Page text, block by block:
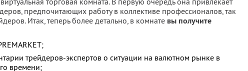
предпочитающих работу в коллективе профессионалов, так
Итак, теперь более детально, в комнате вы получите
трейдеров-экспертов о ситуации на валютном рынке в
времени;